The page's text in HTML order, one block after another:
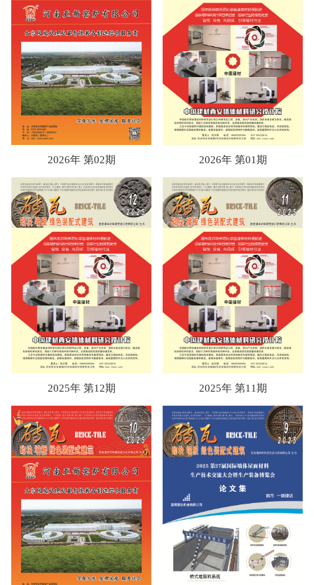
2026年 第02期 2026年 第01期
2025年 第12期 2025年 第11期